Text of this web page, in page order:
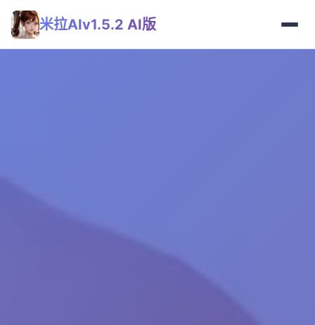
米拉AIv1.5.2 AI版